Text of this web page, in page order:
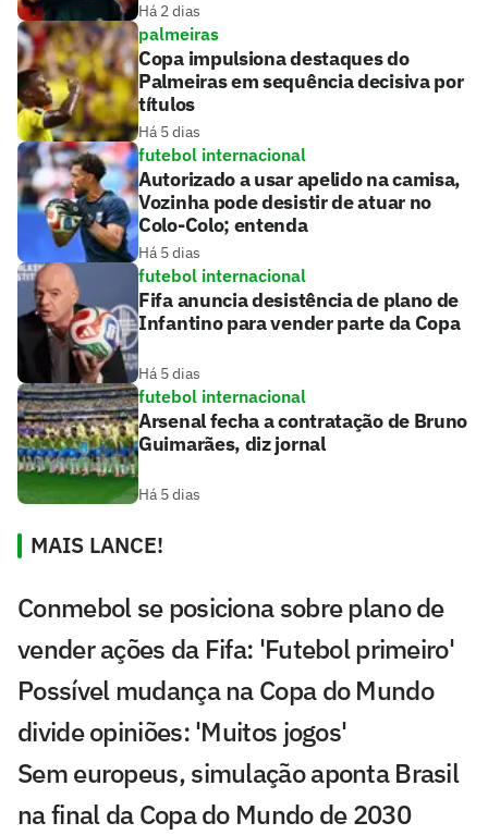
Há 2 dias
palmeiras
Copa impulsiona destaques do
Palmeiras em sequência decisiva por
títulos
Há 5 dias
futebol internacional
Autorizado a usar apelido na camisa,
Vozinha pode desistir de atuar no
Colo-Colo; entenda
Há 5 dias
futebol internacional
Fifa anuncia desistência de plano de
Infantino para vender parte da Copa
Há 5 dias
futebol internacional
Arsenal fecha a contratação de Bruno
Guimarães, diz jornal
Há 5 dias
MAIS LANCE!
Conmebol se posiciona sobre plano de
vender ações da Fifa: 'Futebol primeiro'
Possível mudança na Copa do Mundo
divide opiniões: 'Muitos jogos'
Sem europeus, simulação aponta Brasil
na final da Copa do Mundo de 2030